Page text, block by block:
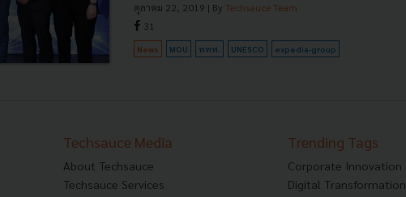
ตุลาคม 22, 2019 | By Techsauce Team
31
News MOU ททท. UNESCO expedia-group
Techsauce Media
About Techsauce
Techsauce Services
Trending Tags
Corporate Innovation
Digital Transformation